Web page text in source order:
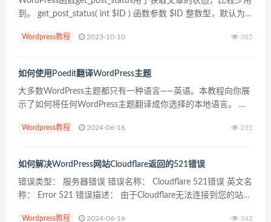
到。 get_post_status( int $ID ) 函数参数 $ID 整数型，默认为
Wordpress教程 2023-10-10 385
如何使用Poedit翻译WordPress主题
大多数WordPress主题都只有一种语言——英语。本教程向你展
示了如何将任何WordPress主题翻译成你选择的本地语言。 预
着Poedit软件到你的电脑。Po...
Wordpress教程 2024-06-16 231
如何解决WordPress网站Cloudflare返回的521错误
错误类型： 服务器错误 错误名称： Cloudflare 521错误 英文名
称： Error 521 错误描述： 由于Cloudflare无法连接到您的站
Wordpress教程 2024-06-16 342